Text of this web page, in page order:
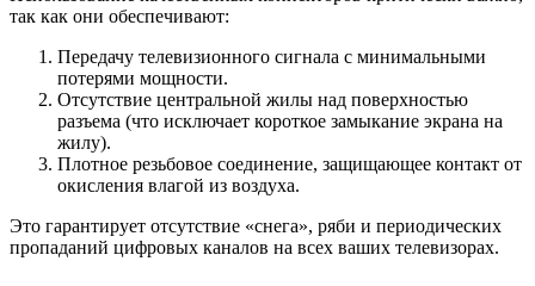
так как они обеспечивают:
Передачу телевизионного сигнала с минимальными
потерями мощности.
Отсутствие центральной жилы над поверхностью
разъема (что исключает короткое замыкание экрана на
жилу).
Плотное резьбовое соединение, защищающее контакт от
окисления влагой из воздуха.
Это гарантирует отсутствие «снега», ряби и периодических
пропаданий цифровых каналов на всех ваших телевизорах.